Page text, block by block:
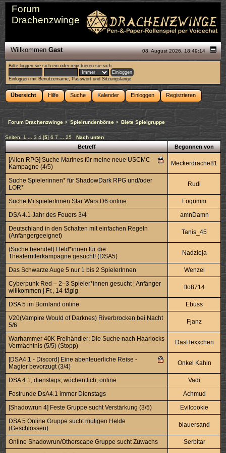
Forum
Drachenzwinge
08. August 2026, 18:49:14
WillkommenGast
Bitte loggen sie sich ein oderregistrieren sie sich.
Einloggen mit Benutzername, Passwort und Sitzungslänge
Übersicht Hilfe Suche Kalender Einloggen Registrieren
Forum Drachenzwinge > Spielrundenbörse> Biete Spielgruppe
Seiten:1 ... 3 4[5]6 7 25 Nach unten
Betreff Begonnen von
[Alien RPG] Suche Marines für meine neue USCMC
Kampagne (4/5)
Meckerdrache81
Suche Spielerinnen* für ShadowDark RPG und/oder
LOR*
Rudi
Suche MitspielerInnen Star Wars D6 online
Fogrimm
DSA 4.1 Jahr des Feuers 3/4
amnDamn
Deutschland in den Schatten mit einfachen Regeln
(Anfängergeeignet)
Tanis_45
(Suche beendet) Held*innen für die
Theaterritterkampagne gesucht! (DSA5)
Nadzieja
Das Schwarze Auge 5 nur 1 bis 2 SpielerInnen
Wenzel
Cyberpunk Red – 2–3 Spieler*innen gesucht | Anfänger
willkommen | Fr., 14‑tägig
flo8714
DSA 5 im Bornland online
Ebuss
V20(Vampire Would of Darknes) Riverbrocken bei Nacht
5/6
Fjanz
Warhammer 40K Freihändler: Die Suche nach Haarlocks
Vermächtnis (5/5) (Stopp)
DasHexxchen
[DSA4.1 - Discord] Eine abenteuerliche Reise -
Magier bevorzugt (3/4)
Onkel Kahin
DSA 4.1, dienstags, wöchentlich, online
Vadi
Festrunde DsA4.1 immer Dienstags
Achmud
[Shadowrun 4] Feste Gruppe sucht Verstärkung (3/5)
Evilcookie
DSA 5 Online Gruppe sucht mutigen Helde
(Geschlossen)
blauersand
Online Shadowrun/Otherscape Gruppe sucht Zuwachs
Serbitar